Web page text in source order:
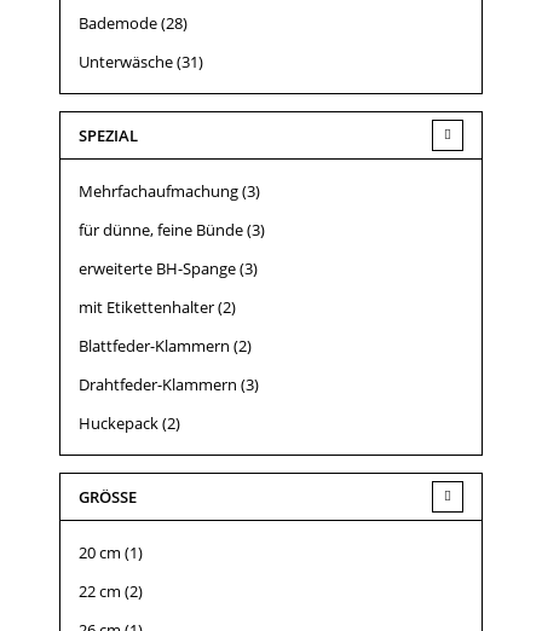
Bademode(28)
Unterwäsche(31)
SPEZIAL
Mehrfachaufmachung(3)
für dünne, feine Bünde(3)
erweiterte BH-Spange(3)
mit Etikettenhalter(2)
Blattfeder-Klammern (2)
Drahtfeder-Klammern (3)
Huckepack(2)
GRÖSSE
20 cm (1)
22 cm (2)